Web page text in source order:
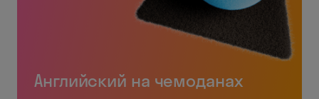
Английский на чемоданах